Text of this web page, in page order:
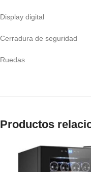
Display digital
Cerradura de seguridad
Ruedas
Productos